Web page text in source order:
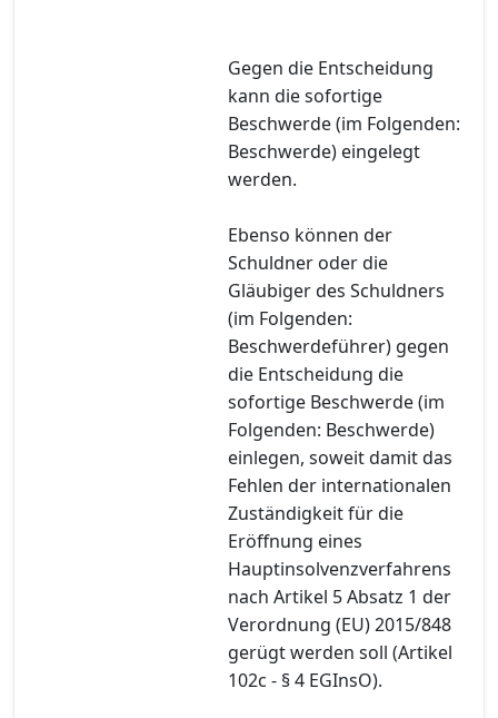
Gegen die Entscheidung
kann die sofortige
Beschwerde (im Folgenden:
Beschwerde) eingelegt
werden.
Ebenso können der
Schuldner oder die
Gläubiger des Schuldners
(im Folgenden:
Beschwerdeführer) gegen
die Entscheidung die
sofortige Beschwerde (im
Folgenden: Beschwerde)
einlegen, soweit damit das
Fehlen der internationalen
Zuständigkeit für die
Eröffnung eines
Hauptinsolvenzverfahrens
nach Artikel 5 Absatz 1 der
Verordnung (EU) 2015/848
gerügt werden soll (Artikel
102c - § 4 EGInsO).